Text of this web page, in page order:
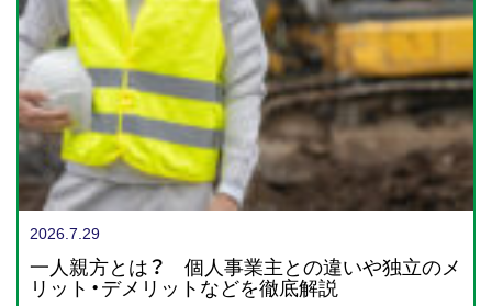
2026.7.29
一人親方とは？ 個人事業主との違いや独立のメ
リット・デメリットなどを徹底解説